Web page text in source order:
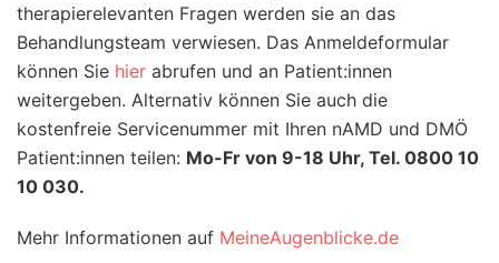
therapierelevanten Fragen werden sie an das
Behandlungsteam verwiesen. Das Anmeldeformular
können Sie hier abrufen und an Patient:innen
weitergeben. Alternativ können Sie auch die
kostenfreie Servicenummer mit Ihren nAMD und DMÖ
Patient:innen teilen: Mo-Fr von 9-18 Uhr, Tel. 0800 10
10 030.
Mehr Informationen auf MeineAugenblicke.de